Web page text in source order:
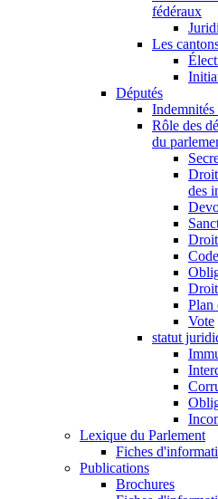
fédéraux
Les
Députés
Indemnités
Rôle des
du
Droit
des
Plan
Vote
statut
Lexique du Parlement
Fiches
Publications
Brochures